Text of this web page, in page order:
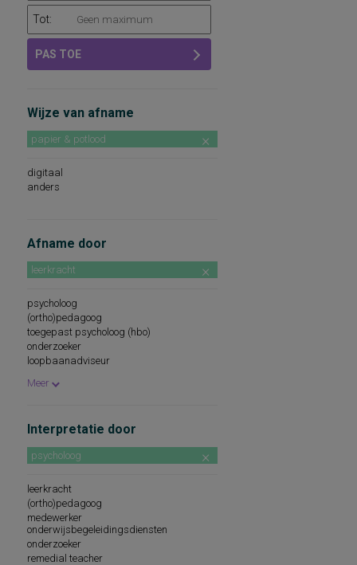
Tot:
PAS TOE
Wijze van afname
papier & potlood
digitaal
anders
Afname door
leerkracht
psycholoog
(ortho)pedagoog
toegepast psycholoog (hbo)
onderzoeker
loopbaanadviseur
medewerker
na certificering/cursus/ training
pedagoog
remedial teacher
diagnostisch gekwalificeerde
professional
onder supervisie van psycholoog
onder supervisie van (ortho)pedagoog
beroepskeuzeadviseur
psychologisch medewerker
Meer
Interpretatie door
psycholoog
leerkracht
(ortho)pedagoog
medewerker
onderwijsbegeleidingsdiensten
onderzoeker
remedial teacher